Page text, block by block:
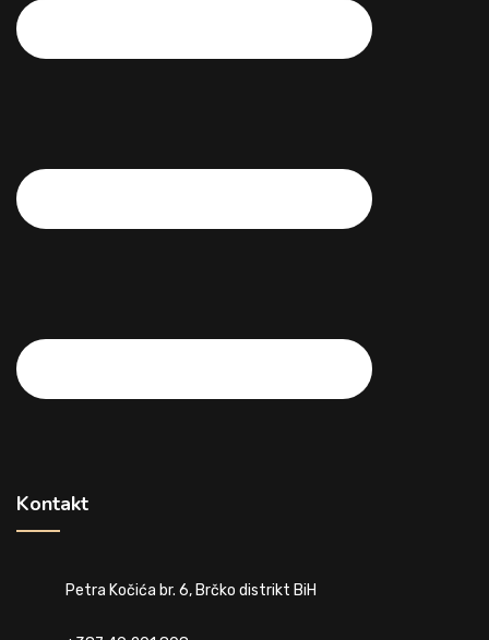
Kontakt
Petra Kočića br. 6, Brčko distrikt BiH